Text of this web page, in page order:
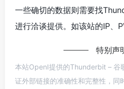
一些确切的数据则需要找
进行洽谈提供。如该站的IP、
特别声
本站OpenI提供的Thunderbit – 谷
证外部链接的准确性和完整性，同